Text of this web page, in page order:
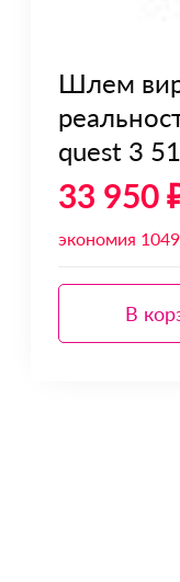
Шлем
quest 3
33 950
экономия
В